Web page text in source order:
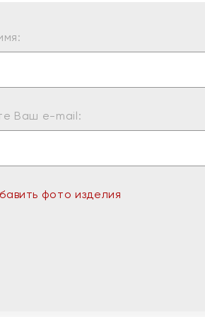
Ваш e-mail:
фото изделия